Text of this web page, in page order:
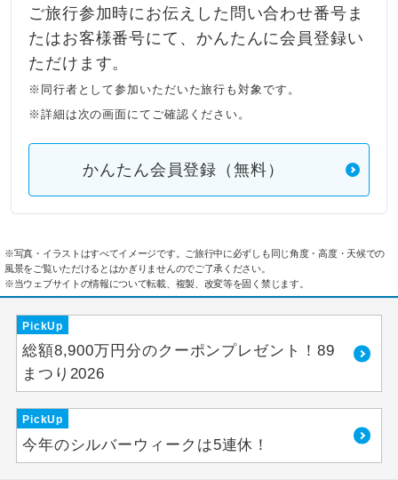
ご旅行参加時にお伝えした問い合わせ番号ま
たはお客様番号にて、かんたんに会員登録い
ただけます。
※同行者として参加いただいた旅行も対象です。
※詳細は次の画面にてご確認ください。
かんたん会員登録（無料）
※写真・イラストはすべてイメージです。ご旅行中に必ずしも同じ角度・高度・天候での
風景をご覧いただけるとはかぎりませんのでご了承ください。
※当ウェブサイトの情報について転載、複製、改変等を固く禁じます。
PickUp
総額8,900万円分のクーポンプレゼント！89
まつり2026
PickUp
今年のシルバーウィークは5連休！